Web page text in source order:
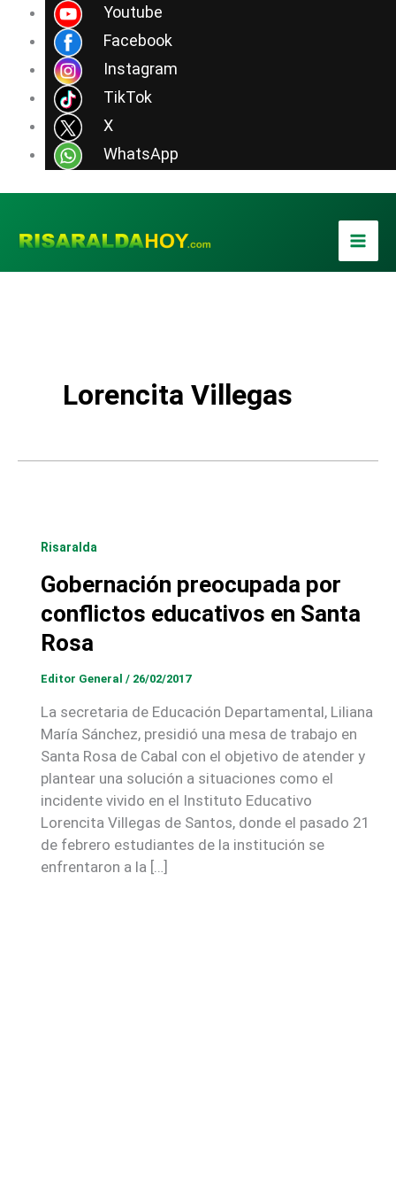
Youtube
Facebook
Instagram
TikTok
X
WhatsApp
contenido
Lorencita Villegas
Risaralda
Gobernación preocupada por
conflictos educativos en Santa
Rosa
Editor General / 26/02/2017
La secretaria de Educación Departamental, Liliana
María Sánchez, presidió una mesa de trabajo en
Santa Rosa de Cabal con el objetivo de atender y
plantear una solución a situaciones como el
incidente vivido en el Instituto Educativo
Lorencita Villegas de Santos, donde el pasado 21
de febrero estudiantes de la institución se
enfrentaron a la […]